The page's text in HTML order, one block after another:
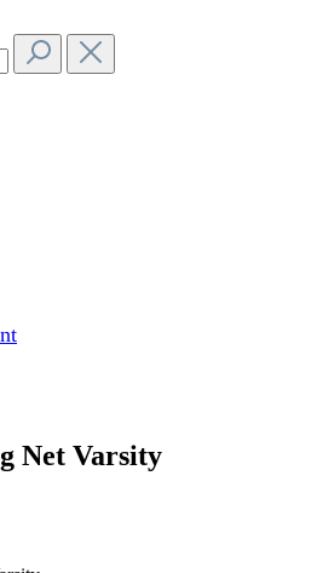
Net Varsity